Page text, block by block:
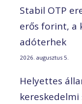
Stabil OTP
erős forint, a
adóterhek
2026. augusztus 5.
Helyettes
kereskedelmi